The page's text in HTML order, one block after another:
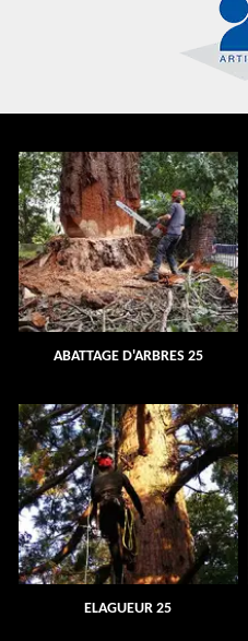
ABATTAGE D'ARBRES 25
ELAGUEUR 25